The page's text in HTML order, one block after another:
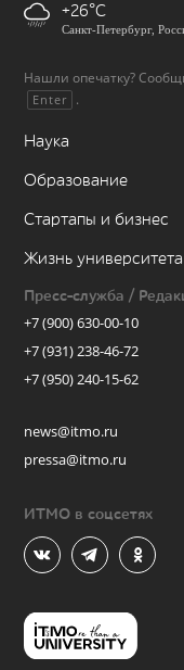
+26
Санкт-Петербург,
Нашли опечатку?
Enter .
Наука
Образование
Стартапы и бизнес
Жизнь университета
Пресс-служба /
+7 (900) 630-00-10
+7 (931) 238-46-72
+7 (950) 240-15-62
news@itmo.ru
pressa@itmo.ru
ИТМО в соцсетях